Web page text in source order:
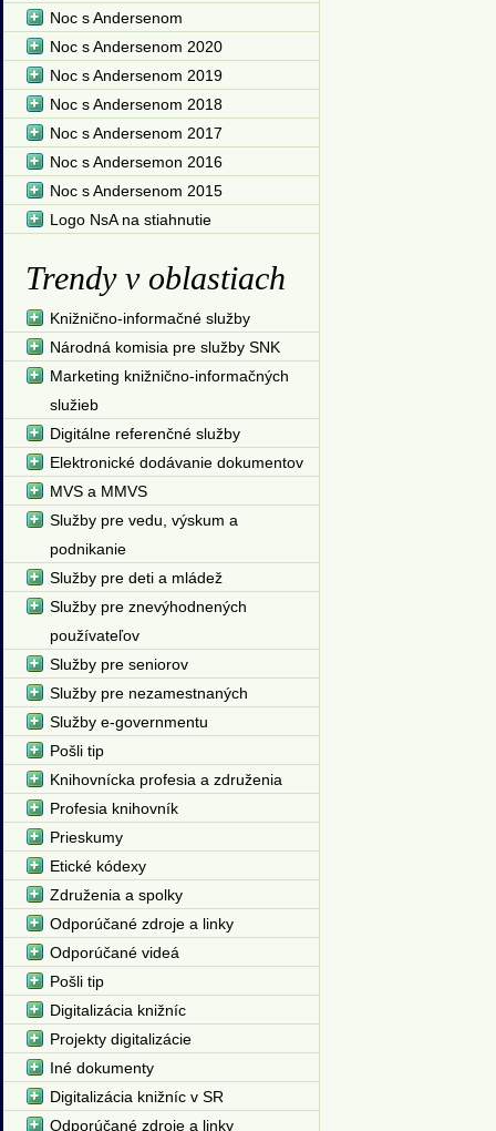
Noc s Andersenom
Noc s Andersenom 2020
Noc s Andersenom 2019
Noc s Andersenom 2018
Noc s Andersenom 2017
Noc s Andersemon 2016
Noc s Andersenom 2015
Logo NsA na stiahnutie
Trendy v oblastiach
Knižnično-informačné služby
Národná komisia pre služby SNK
Marketing knižnično-informačných
služieb
Digitálne referenčné služby
Elektronické dodávanie dokumentov
MVS a MMVS
Služby pre vedu, výskum a
podnikanie
Služby pre deti a mládež
Služby pre znevýhodnených
používateľov
Služby pre seniorov
Služby pre nezamestnaných
Služby e-governmentu
Pošli tip
Knihovnícka profesia a združenia
Profesia knihovník
Prieskumy
Etické kódexy
Združenia a spolky
Odporúčané zdroje a linky
Odporúčané videá
Pošli tip
Digitalizácia knižníc
Projekty digitalizácie
Iné dokumenty
Digitalizácia knižníc v SR
Odporúčané zdroje a linky